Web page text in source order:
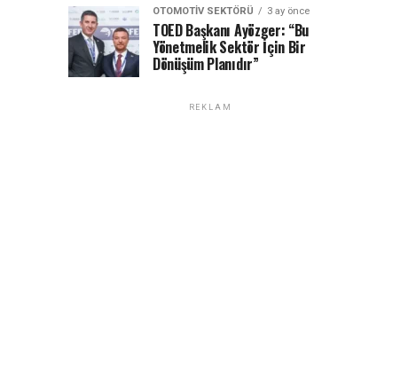
OTOMOTIV SEKTÖRÜ 3 ay önce
TOED Başkanı Ayözger: “Bu
Yönetmelik Sektör İçin Bir
Dönüşüm Planıdır”
REKLAM